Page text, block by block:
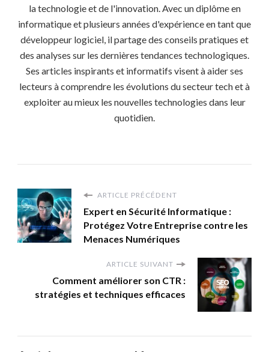
la technologie et de l'innovation. Avec un diplôme en
informatique et plusieurs années d'expérience en tant que
développeur logiciel, il partage des conseils pratiques et
des analyses sur les dernières tendances technologiques.
Ses articles inspirants et informatifs visent à aider ses
lecteurs à comprendre les évolutions du secteur tech et à
exploiter au mieux les nouvelles technologies dans leur
quotidien.
ARTICLE PRÉCÉDENT
Expert en Sécurité Informatique :
Protégez Votre Entreprise contre les
Menaces Numériques
ARTICLE SUIVANT
Comment améliorer son CTR :
stratégies et techniques efficaces